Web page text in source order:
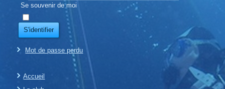
Se souvenir de moi
S'identifier
Mot de passe perdu
Accueil